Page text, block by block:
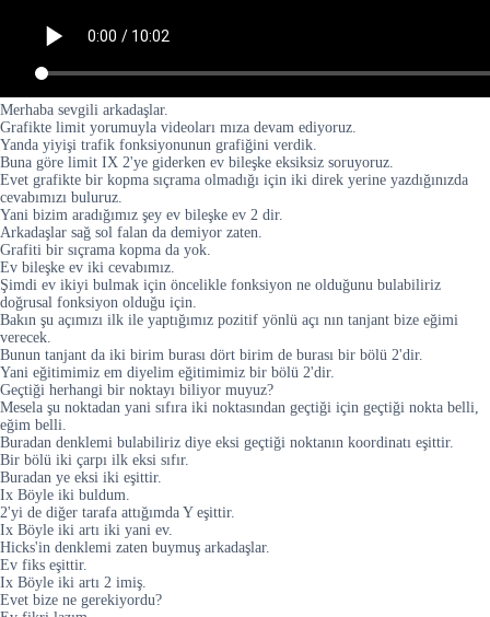
Merhaba sevgili arkadaşlar.
Grafikte limit yorumuyla videoları mıza devam ediyoruz.
Yanda yiyişi trafik fonksiyonunun grafiğini verdik.
Buna göre limit IX 2'ye giderken ev bileşke eksiksiz soruyoruz.
Evet grafikte bir kopma sıçrama olmadığı için iki direk yerine yazdığınızda
cevabımızı buluruz.
Yani bizim aradığımız şey ev bileşke ev 2 dir.
Arkadaşlar sağ sol falan da demiyor zaten.
Grafiti bir sıçrama kopma da yok.
Ev bileşke ev iki cevabımız.
Şimdi ev ikiyi bulmak için öncelikle fonksiyon ne olduğunu bulabiliriz
doğrusal fonksiyon olduğu için.
Bakın şu açımızı ilk ile yaptığımız pozitif yönlü açı nın tanjant bize eğimi
verecek.
Bunun tanjant da iki birim burası dört birim de burası bir bölü 2'dir.
Yani eğitimimiz em diyelim eğitimimiz bir bölü 2'dir.
Geçtiği herhangi bir noktayı biliyor muyuz?
Mesela şu noktadan yani sıfıra iki noktasından geçtiği için geçtiği nokta belli,
eğim belli.
Buradan denklemi bulabiliriz diye eksi geçtiği noktanın koordinatı eşittir.
Bir bölü iki çarpı ilk eksi sıfır.
Buradan ye eksi iki eşittir.
Ix Böyle iki buldum.
2'yi de diğer tarafa attığımda Y eşittir.
Ix Böyle iki artı iki yani ev.
Hicks'in denklemi zaten buymuş arkadaşlar.
Ev fiks eşittir.
Ix Böyle iki artı 2 imiş.
Evet bize ne gerekiyordu?